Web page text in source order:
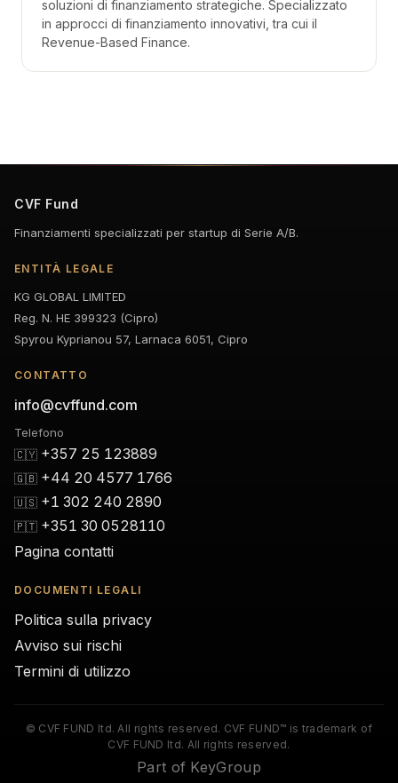
soluzioni di finanziamento strategiche. Specializzato
in approcci di finanziamento innovativi, tra cui il
Revenue-Based Finance.
CVF Fund
Finanziamenti specializzati per startup di Serie A/B.
ENTITÀ LEGALE
KG GLOBAL LIMITED
Reg. N. HE 399323 (Cipro)
Spyrou Kyprianou 57, Larnaca 6051, Cipro
CONTATTO
info@cvffund.com
Telefono
🇨🇾 +357 25 123889
🇬🇧 +44 20 4577 1766
🇺🇸 +1 302 240 2890
🇵🇹 +351 30 0528110
Pagina contatti
DOCUMENTI LEGALI
Politica sulla privacy
Avviso sui rischi
Termini di utilizzo
© CVF FUND ltd. All rights reserved. CVF FUND™ is trademark of
CVF FUND ltd. All rights reserved.
Part of KeyGroup